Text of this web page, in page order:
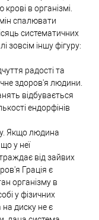
в організмі.
спалювати
систематичних
зовсім іншу фігуру:
радості та
здоров'я людини.
відбувається
ендорфінів
Якщо людина
у неї
від зайвих
Грація є
організму в
у фізичних
диску не є